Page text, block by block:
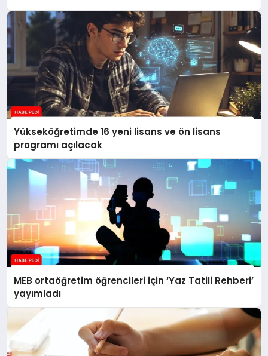
Yükseköğretimde 16 yeni lisans ve ön lisans
programı açılacak
MEB ortaöğretim öğrencileri için ‘Yaz Tatili Rehberi’
yayımladı